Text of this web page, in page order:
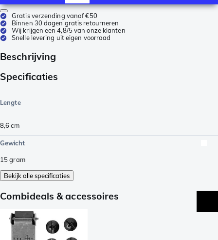
Gratis verzending vanaf €50
Binnen 30 dagen gratis retourneren
Wij krijgen een 4,8/5 van onze klanten
Snelle levering uit eigen voorraad
Beschrijving
Specificaties
Lengte
8,6cm
Gewicht
15gram
Bekijk alle specificaties
Combideals & accessoires